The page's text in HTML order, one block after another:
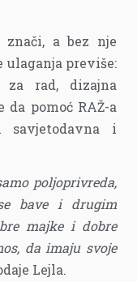
znači, a bez nje
ulaganja previše:
za rad, dizajna
da pomoć RAŽ-a
i
poljoprivreda,
bave i drugim
majke i dobre
da imaju svoje
Lejla.